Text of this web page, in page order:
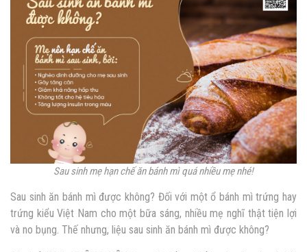
Sau sinh mẹ hạn chế ăn bánh mì quá nhiều mẹ nhé!
Sau sinh ăn bánh mì được không? Đối với một ổ bánh mì trứng hay
trứng kiểu Việt Nam cho một bữa sáng, nhiều mẹ nghĩ thật tiện lợi
và no bụng. Thế nhưng, liệu sau sinh ăn bánh mì được không?